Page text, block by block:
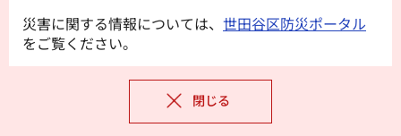
災害に関する情報については、 世田谷区防災ポータル
をご覧ください。
閉じる